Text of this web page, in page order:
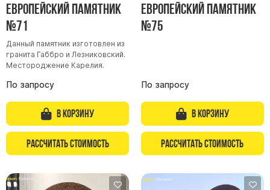
Европейский памятник
№71
Данный памятник изготовлен из
гранита Габбро и Лезниковский.
Местороджение Карелия.
По запросу
В корзину
Рассчитать стоимость
Европейский памятник
№75
По запросу
В корзину
Рассчитать стоимость